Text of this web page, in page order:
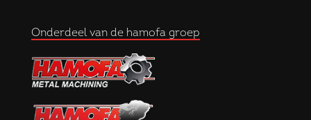
Onderdeel van de hamofa groep